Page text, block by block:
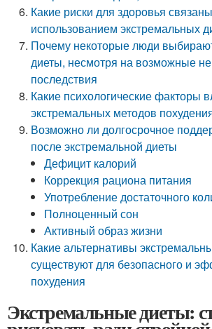
Какие риски для здоровья
использованием экстремальных
Почему некоторые люди
диеты, несмотря на возможные
последствия
Какие психологические факторы
экстремальных методов
Возможно ли долгосрочное
после экстремальной диеты
Дефицит калорий
Коррекция рациона питания
Употребление достаточного
Полноценный сон
Активный образ жизни
Какие альтернативы
существуют для безопасного и
похудения
Экстремальные диеты: